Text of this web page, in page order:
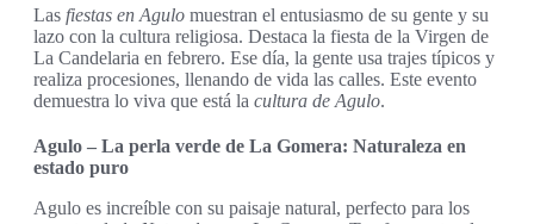
Las fiestas en Agulo muestran el entusiasmo de su gente y su
lazo con la cultura religiosa. Destaca la fiesta de la Virgen de
La Candelaria en febrero. Ese día, la gente usa trajes típicos y
realiza procesiones, llenando de vida las calles. Este evento
demuestra lo viva que está la cultura de Agulo.
Agulo – La perla verde de La Gomera: Naturaleza en
estado puro
Agulo es increíble con su paisaje natural, perfecto para los